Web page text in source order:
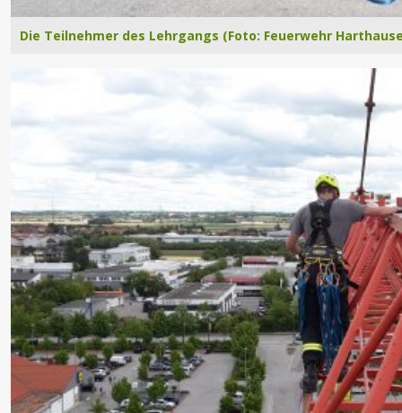
Die Teilnehmer des Lehrgangs (Foto: Feuerwehr